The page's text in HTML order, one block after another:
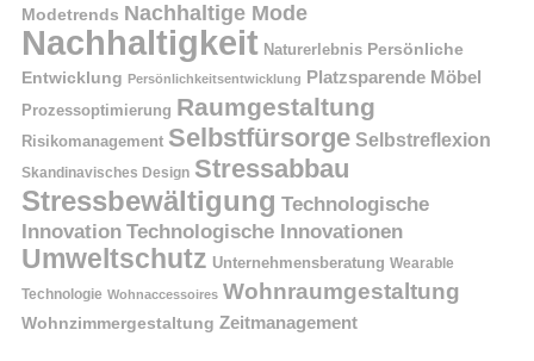
Modetrends Nachhaltige Mode
Nachhaltigkeit Naturerlebnis Persönliche
Entwicklung Persönlichkeitsentwicklung Platzsparende Möbel
Prozessoptimierung Raumgestaltung
Risikomanagement Selbstfürsorge Selbstreflexion
Skandinavisches Design Stressabbau
Stressbewältigung Technologische
Innovation Technologische Innovationen
Umweltschutz Unternehmensberatung Wearable
Technologie Wohnaccessoires Wohnraumgestaltung
Wohnzimmergestaltung Zeitmanagement